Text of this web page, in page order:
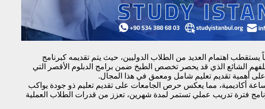
يستقطب اهتمام العديد من الطلاب الدوليين، حيث يتم تقديمه كبرنامج
الشائع الذي قد يحصر تخصص الطبخ ضمن برامج الدبلوم الأقصر التي
أهمية تقديم تعليم شامل ومعمق في هذا المجال.
البرنامج الدراسي في تركيا على 240 ساعة أكاديمية، مما يعكس حرص الجامعات على تقديم تعليم ذو جودة يواكب
فترة تدريب عملي تستمر لمدة شهرين، تعزز من قدرات الطلاب العملية